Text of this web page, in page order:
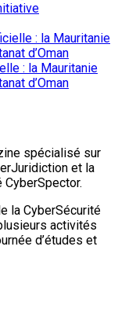
: la Mauritanie
d’Oman
spécialisé sur
et la
la CyberSécurité
activités
d’études et